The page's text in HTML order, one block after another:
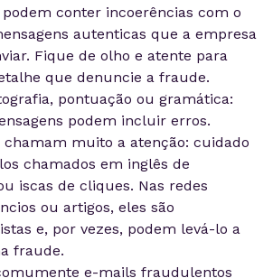
podem conter incoerências com o
autenticas que a empresa
Fique de olho e atente para
que denuncie a fraude.
pontuação ou gramática:
podem incluir erros.
muito a atenção: cuidado
chamados em inglês de
iscas de cliques. Nas redes
ou artigos, eles são
e, por vezes, podem levá-lo a
fraude.
e-mails fraudulentos